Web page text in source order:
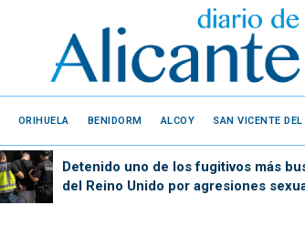
ORIHUELA BENIDORM ALCOY SAN VICENTE
Detenido uno de los fugitivos más
del Reino Unido por agresiones